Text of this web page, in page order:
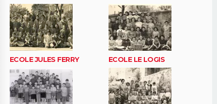
ECOLE JULES FERRY ECOLE LE LOGIS